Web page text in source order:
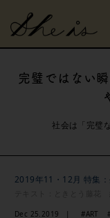
完璧ではない
社会は「完璧
2019年11・12月 特集
Dec 25.2019 #ART